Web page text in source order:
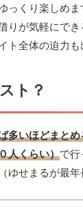
っくり楽しめま
が気軽にでき
ト全体の迫力も
ト？
多いほどまと
人くらい）で行
ゆせまるが最